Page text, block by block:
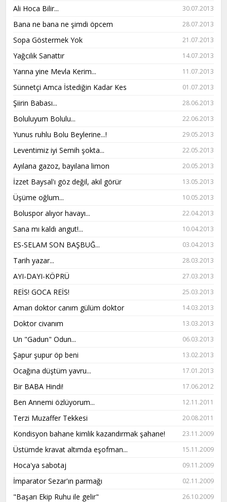
Ali Hoca Bilir... 30.07.2013
Bana ne bana ne şimdi öpcem 28.07.2013
Sopa Göstermek Yok 21.07.2013
Yağcılık Sanattır 14.07.2013
Yarına yine Mevla Kerim... 11.07.2013
Sünnetçi Amca İstediğin Kadar Kes 01.07.2013
Şiirin Babası... 28.06.2013
Boluluyum Bolulu... 22.06.2013
Yunus ruhlu Bolu Beylerine...! 29.05.2013
Leventimiz iyi Semih şokta... 22.05.2013
Ayılana gazoz, bayılana limon 20.05.2013
İzzet Baysal'ı göz değil, akıl görür 13.05.2013
Üşüme oğlum... 10.05.2013
Boluspor alıyor havayı... 22.04.2013
Sana mı kaldı angut!... 10.04.2013
ES-SELAM SON BAŞBUĞ... 03.04.2013
Tarih yazar... 28.03.2013
AYI-DAYI-KÖPRÜ 27.03.2013
REİS! GOCA REİS! 25.03.2013
Aman doktor canım gülüm doktor 14.03.2013
Doktor civanım 13.03.2013
Un "Gadun" Odun... 06.03.2013
Şapur şupur öp beni 13.02.2013
Ocağına düştüm yavru... 17.01.2013
Bir BABA Hindi! 17.06.2012
Ben Annemi özlüyorum... 12.11.2011
Terzi Muzaffer Tekkesi 20.08.2011
Kondisyon bahane kimlik kazandırmak şahane! 23.11.2009
Üstümde kravat altımda eşofman... 15.11.2009
Hoca'ya sabotaj 09.11.2009
İmparator Sezar'ın parmağı 02.11.2009
"Başarı Ekip Ruhu ile gelir" 26.10.2009